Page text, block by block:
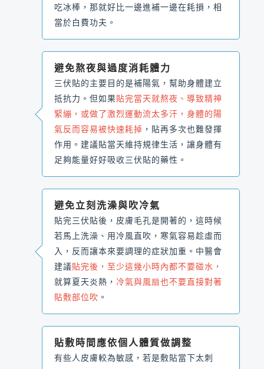
吃冰棒，那就好比一邊進補一邊在耗損，相
當於白費功夫。
避免熬夜與過度消耗體力
三伏貼的主要目的是補陽氣，幫助身體建立
抵抗力。但如果貼完當天就熬夜、導致精神
緊繃，或做了激烈運動流太多汗，身體的陽
氣反而容易被快速耗掉 ，貼再多次也難發揮
作用。建議貼當天維持規律生活，讓身體有
足夠能量好好吸收三伏貼的藥性。
避免立刻洗澡與吹冷氣
貼完三伏貼後，皮膚毛孔是開著的，這時候
若馬上洗澡、用冷風直吹，寒氣容易趁虛而
入，反而讓本來要調理的症狀加重。中醫會
建議貼完後，至少這幾小時內都不要碰水，
就算夏天炎熱， 冷氣與風扇也不要直接對著
貼敷部位吹 。
貼敷時間應依個人體質做調整
有些人皮膚較為敏感，若是敷貼當下太刺